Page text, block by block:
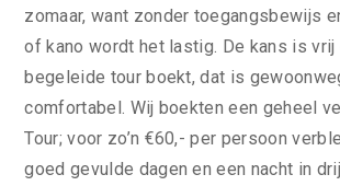
zomaar, want zonder toegangsbewijs
of kano wordt het lastig. De kans is vrij
begeleide tour boekt, dat is
comfortabel. Wij boekten een geheel
Tour; voor zo’n €60,- per persoon
goed gevulde dagen en een nacht in